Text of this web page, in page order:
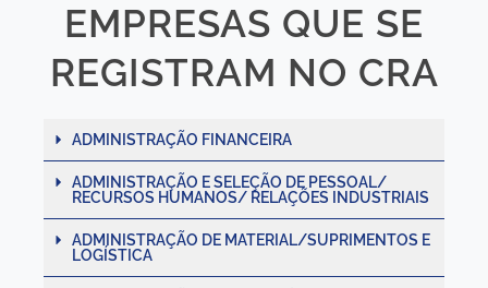
EMPRESAS QUE SE
REGISTRAM NO CRA
ADMINISTRAÇÃO FINANCEIRA
ADMINISTRAÇÃO E SELEÇÃO DE PESSOAL/
RECURSOS HUMANOS/ RELAÇÕES INDUSTRIAIS
ADMINISTRAÇÃO DE MATERIAL/SUPRIMENTOS E
LOGÍSTICA